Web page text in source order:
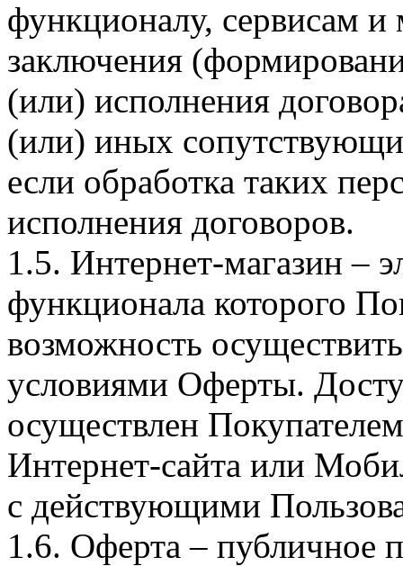
функционалу, сервисам и
заключения
(или) исполнения
(или) иных
если обработка таких
исполнения договоров.
1.5. Интернет-магазин –
функционала которого
возможность
условиями Оферты.
осуществлен
Интернет-сайта или
с действующими
1.6. Оферта – публичное